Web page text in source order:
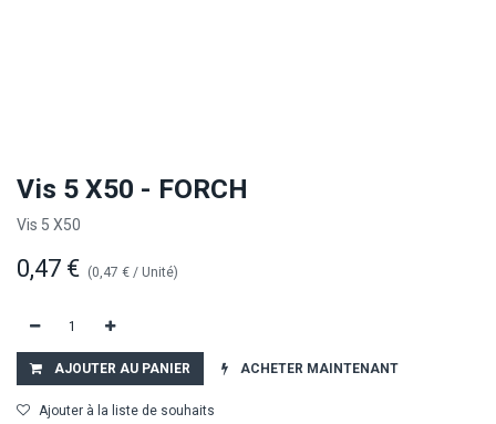
Vis 5 X50 - FORCH
Vis 5 X50
0,47 € (0,47 € / Unité)
AJOUTER AU PANIER ACHETER MAINTENANT
Ajouter à la liste de souhaits